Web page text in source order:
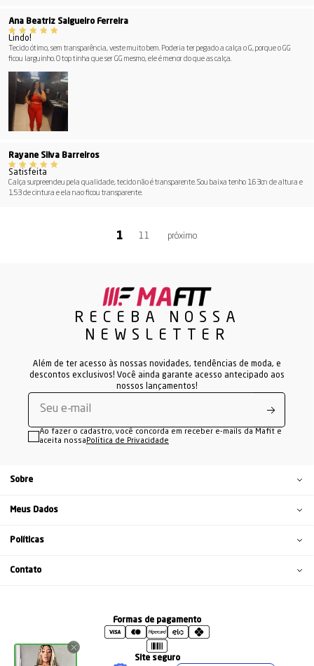
Ana Beatriz Salgueiro Ferreira
Lindo!
Tecido ótimo, sem transparência, veste muito bem. Poderia ter pegado a calça o G, porque o GG
ficou larguinho. O top tinha que ser GG mesmo, ele é menor do que as calça.
Rayane Silva Barreiros
Satisfeita
Calça surpreendeu pela qualidade, tecido não é transparente. Sou baixa tenho 1.63cn de altura e
1.53 de cintura e ela nao ficou transparente.
11
RECEBA NOSSA
NEWSLETTER
Além de ter acesso às nossas novidades, tendências de moda, e
descontos exclusivos! Você ainda garante acesso antecipado aos
nossos lançamentos!
Ao fazer o cadastro, você concorda em receber e-mails da Mafit e
aceita nossa Política de Privacidade
Sobre
Meus Dados
Políticas
Contato
Formas de pagamento
Site seguro